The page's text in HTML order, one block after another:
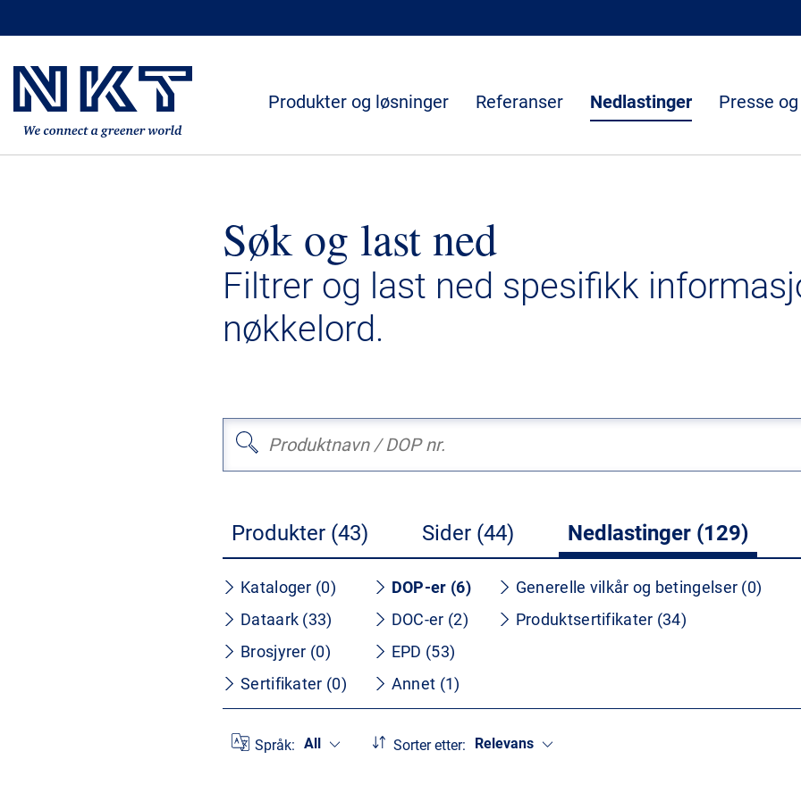
Produkter og løsninger Referanser Nedlastinger Presse
Søk og last ned
Filtrer og last ned spesifikk
nøkkelord.
Produkter (43) Sider (44) Nedlastinger (129)
Kataloger (0)
Dataark (33)
Brosjyrer (0)
Sertifikater (0)
DOP-er (6)
DOC-er (2)
EPD (53)
Annet (1)
Generelle vilkår og betingelser (0)
Produktsertifikater (34)
Språk: All Sorter etter: Relevans